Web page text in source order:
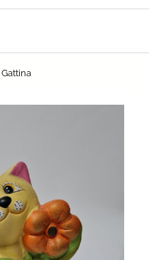
della Terra
Terra